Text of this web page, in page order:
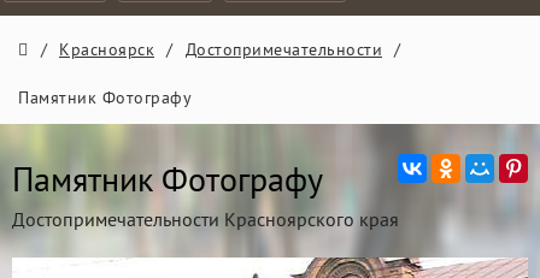
/ Красноярск / Достопримечательности /
Памятник Фотографу
Памятник Фотографу
Достопримечательности Красноярского края